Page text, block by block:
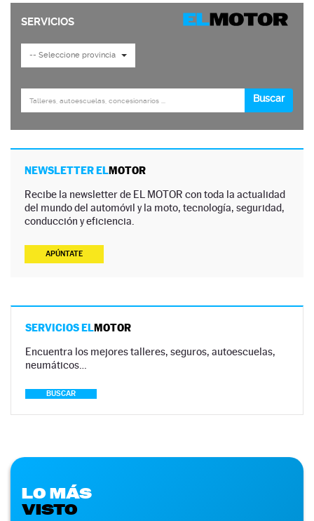
NEWSLETTER ELMOTOR
Recibe la newsletter de EL MOTOR con toda la actualidad
del mundo del automóvil y la moto, tecnología, seguridad,
conducción y eficiencia.
APÚNTATE
SERVICIOS ELMOTOR
Encuentra los mejores talleres, seguros, autoescuelas,
neumáticos…
BUSCAR
LO MÁS
VISTO